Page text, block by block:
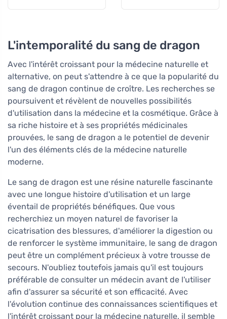
L'intemporalité du sang de dragon
Avec l'intérêt croissant pour la médecine naturelle et
alternative, on peut s'attendre à ce que la popularité du
sang de dragon continue de croître. Les recherches se
poursuivent et révèlent de nouvelles possibilités
d'utilisation dans la médecine et la cosmétique. Grâce à
sa riche histoire et à ses propriétés médicinales
prouvées, le sang de dragon a le potentiel de devenir
l'un des éléments clés de la médecine naturelle
moderne.
Le sang de dragon est une résine naturelle fascinante
avec une longue histoire d'utilisation et un large
éventail de propriétés bénéfiques. Que vous
recherchiez un moyen naturel de favoriser la
cicatrisation des blessures, d'améliorer la digestion ou
de renforcer le système immunitaire, le sang de dragon
peut être un complément précieux à votre trousse de
secours. N'oubliez toutefois jamais qu'il est toujours
préférable de consulter un médecin avant de l'utiliser
afin d'assurer sa sécurité et son efficacité. Avec
l'évolution continue des connaissances scientifiques et
l'intérêt croissant pour la médecine naturelle, il semble